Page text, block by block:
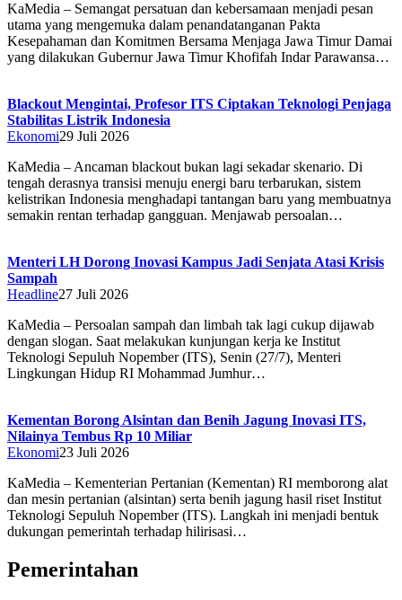
KaMedia – Semangat persatuan dan kebersamaan menjadi pesan
utama yang mengemuka dalam penandatanganan Pakta
Kesepahaman dan Komitmen Bersama Menjaga Jawa Timur Damai
yang dilakukan Gubernur Jawa Timur Khofifah Indar Parawansa…
Blackout Mengintai, Profesor ITS Ciptakan Teknologi Penjaga
Stabilitas Listrik Indonesia
Ekonomi29 Juli 2026
KaMedia – Ancaman blackout bukan lagi sekadar skenario. Di
tengah derasnya transisi menuju energi baru terbarukan, sistem
kelistrikan Indonesia menghadapi tantangan baru yang membuatnya
semakin rentan terhadap gangguan. Menjawab persoalan…
Menteri LH Dorong Inovasi Kampus Jadi Senjata Atasi Krisis
Sampah
Headline27 Juli 2026
KaMedia – Persoalan sampah dan limbah tak lagi cukup dijawab
dengan slogan. Saat melakukan kunjungan kerja ke Institut
Teknologi Sepuluh Nopember (ITS), Senin (27/7), Menteri
Lingkungan Hidup RI Mohammad Jumhur…
Kementan Borong Alsintan dan Benih Jagung Inovasi ITS,
Nilainya Tembus Rp 10 Miliar
Ekonomi23 Juli 2026
KaMedia – Kementerian Pertanian (Kementan) RI memborong alat
dan mesin pertanian (alsintan) serta benih jagung hasil riset Institut
Teknologi Sepuluh Nopember (ITS). Langkah ini menjadi bentuk
dukungan pemerintah terhadap hilirisasi…
Pemerintahan